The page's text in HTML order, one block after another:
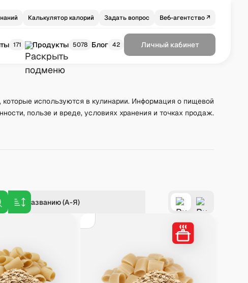
Калькулятор калорий Задать вопрос Веб-агентство ↗
171 Продукты 5078 Блог 42 Личный кабинет
которые используются в кулинарии. Информация о пищевой
пользе и вреде, условиях хранения и точках продаж.
По названию (А-Я)